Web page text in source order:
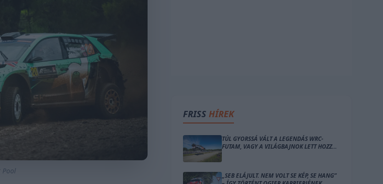
Pool
FRISS HÍREK
TÚL GYORSSÁ VÁLT A LEGENDÁS WRC-
FUTAM, VAGY A VILÁGBAJNOK LETT HOZZÁ
TÚL ÖREG?
„SEB ELÁJULT. NEM VOLT SE KÉP, SE HANG”